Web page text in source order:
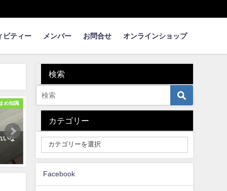
ビティー メンバー お問合せ オンラインショップ
むき筍姫 【タケノコの皮む
年3月13日
荒れた竹林も整備すればキレイ
検索
カテゴリー
Facebook